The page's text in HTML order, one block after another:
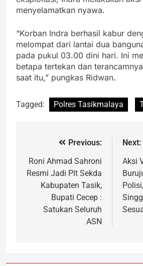
menyelamatkan nyawa.
“Korban Indra berhasil kabur
melompat dari lantai dua
pada pukul 03.00 dini hari. Ini
betapa tertekan dan
saat itu,” pungkas Ridwan.
Tagged: Polres Tasikmalaya
Previous:
Roni Ahmad Sahroni
Resmi Jadi Plt Sekda
Kabupaten Tasik,
Bupati Cecep :
Satukan Seluruh
ASN
Next:
Aksi